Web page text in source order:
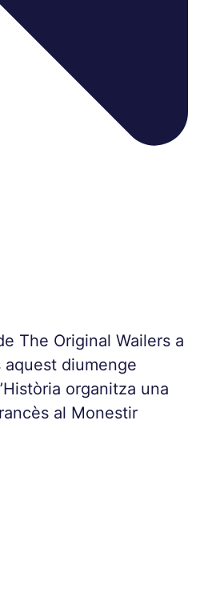
The Original Wailers a
aquest diumenge
organitza una
al Monestir